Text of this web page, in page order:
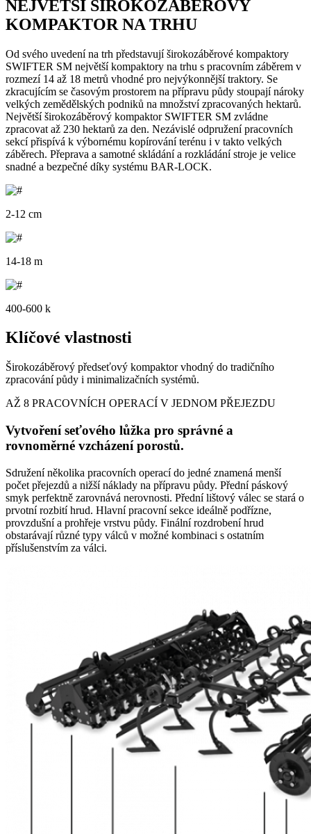
NEJVĚTŠÍ ŠIŘOKOZÁBĚROVÝ
KOMPAKTOR NA TRHU
Od svého uvedení na trh představují širokozáběrové kompaktory
SWIFTER SM největší kompaktory na trhu s pracovním záběrem v
rozmezí 14 až 18 metrů vhodné pro nejvýkonnější traktory. Se
zkracujícím se časovým prostorem na přípravu půdy stoupají nároky
velkých zemědělských podniků na množství zpracovaných hektarů.
Největší širokozáběrový kompaktor SWIFTER SM zvládne
zpracovat až 230 hektarů za den. Nezávislé odpružení pracovních
sekcí přispívá k výbornému kopírování terénu i v takto velkých
záběrech. Přeprava a samotné skládání a rozkládání stroje je velice
snadné a bezpečné díky systému BAR-LOCK.
2-12 cm
14-18 m
400-600 k
Klíčové vlastnosti
Širokozáběrový předseťový kompaktor vhodný do tradičního
zpracování půdy i minimalizačních systémů.
AŽ 8 PRACOVNÍCH OPERACÍ V JEDNOM PŘEJEZDU
Vytvoření seťového lůžka pro správné a
rovnoměrné vzcházení porostů.
Sdružení několika pracovních operací do jedné znamená menší
počet přejezdů a nižší náklady na přípravu půdy. Přední páskový
smyk perfektně zarovnává nerovnosti. Přední lištový válec se stará o
prvotní rozbití hrud. Hlavní pracovní sekce ideálně podřízne,
provzdušní a prohřeje vrstvu půdy. Finální rozdrobení hrud
obstarávají různé typy válců v možné kombinaci s ostatním
příslušenstvím za válci.